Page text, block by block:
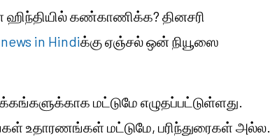
கண்காணிக்க? தினசரி
in Hindiக்கு ஏஞ்சல் ஒன் நியூஸை
மட்டுமே எழுதப்பட்டுள்ளது.
உதாரணங்கள் மட்டுமே, பரிந்துரைகள் அல்ல.